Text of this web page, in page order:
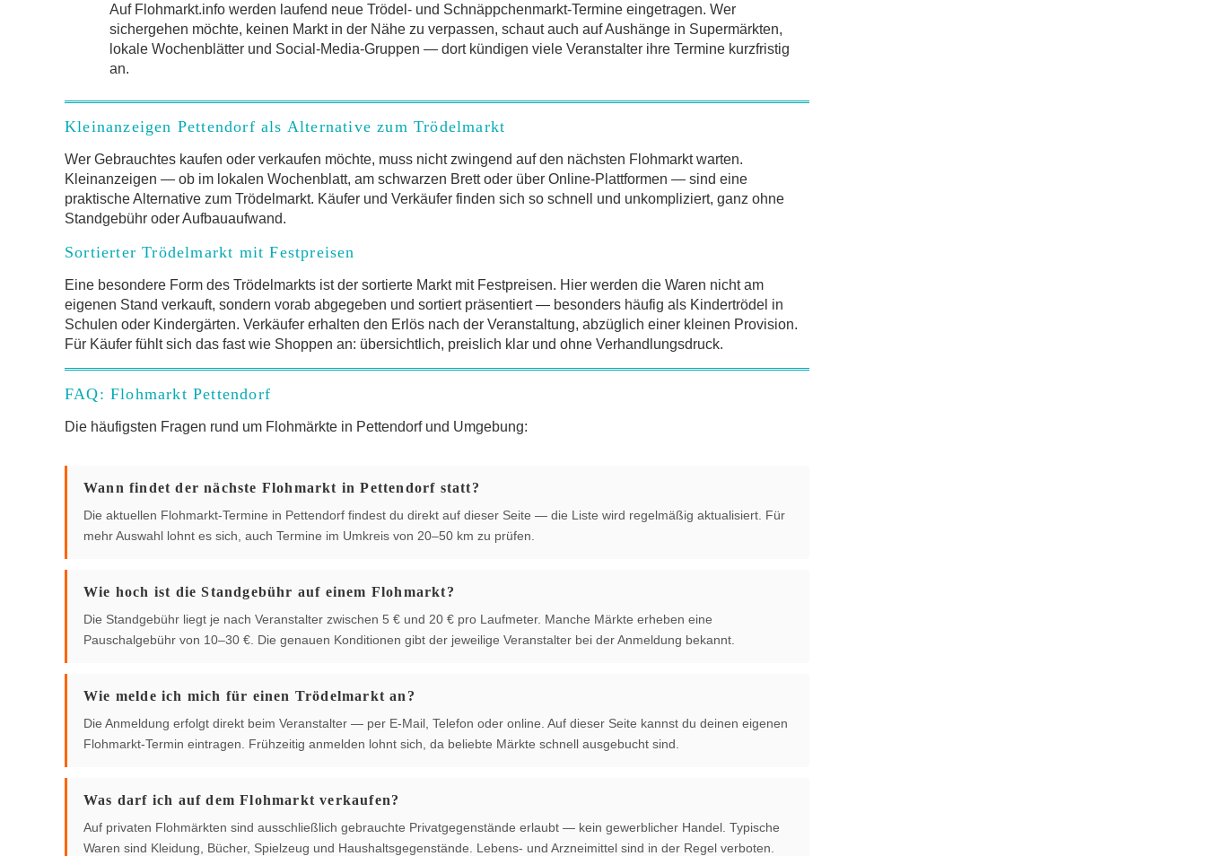
Auf Flohmarkt.info werden laufend neue Trödel- und Schnäppchenmarkt-Termine eingetragen. Wer
sichergehen möchte, keinen Markt in der Nähe zu verpassen, schaut auch auf Aushänge in Supermärkten,
lokale Wochenblätter und Social-Media-Gruppen — dort kündigen viele Veranstalter ihre Termine kurzfristig
an.
Kleinanzeigen Pettendorf als Alternative zum Trödelmarkt
Wer Gebrauchtes kaufen oder verkaufen möchte, muss nicht zwingend auf den nächsten Flohmarkt warten.
Kleinanzeigen — ob im lokalen Wochenblatt, am schwarzen Brett oder über Online-Plattformen — sind eine
praktische Alternative zum Trödelmarkt. Käufer und Verkäufer finden sich so schnell und unkompliziert, ganz ohne
Standgebühr oder Aufbauaufwand.
Sortierter Trödelmarkt mit Festpreisen
Eine besondere Form des Trödelmarkts ist der sortierte Markt mit Festpreisen. Hier werden die Waren nicht am
eigenen Stand verkauft, sondern vorab abgegeben und sortiert präsentiert — besonders häufig als Kindertrödel in
Schulen oder Kindergärten. Verkäufer erhalten den Erlös nach der Veranstaltung, abzüglich einer kleinen Provision.
Für Käufer fühlt sich das fast wie Shoppen an: übersichtlich, preislich klar und ohne Verhandlungsdruck.
FAQ: Flohmarkt Pettendorf
Die häufigsten Fragen rund um Flohmärkte in Pettendorf und Umgebung:
Wann findet der nächste Flohmarkt in Pettendorf statt?
Die aktuellen Flohmarkt-Termine in Pettendorf findest du direkt auf dieser Seite — die Liste wird regelmäßig aktualisiert. Für
mehr Auswahl lohnt es sich, auch Termine im Umkreis von 20–50 km zu prüfen.
Wie hoch ist die Standgebühr auf einem Flohmarkt?
Die Standgebühr liegt je nach Veranstalter zwischen 5 € und 20 € pro Laufmeter. Manche Märkte erheben eine
Pauschalgebühr von 10–30 €. Die genauen Konditionen gibt der jeweilige Veranstalter bei der Anmeldung bekannt.
Wie melde ich mich für einen Trödelmarkt an?
Die Anmeldung erfolgt direkt beim Veranstalter — per E-Mail, Telefon oder online. Auf dieser Seite kannst du deinen eigenen
Flohmarkt-Termin eintragen. Frühzeitig anmelden lohnt sich, da beliebte Märkte schnell ausgebucht sind.
Was darf ich auf dem Flohmarkt verkaufen?
Auf privaten Flohmärkten sind ausschließlich gebrauchte Privatgegenstände erlaubt — kein gewerblicher Handel. Typische
Waren sind Kleidung, Bücher, Spielzeug und Haushaltsgegenstände. Lebens- und Arzneimittel sind in der Regel verboten.